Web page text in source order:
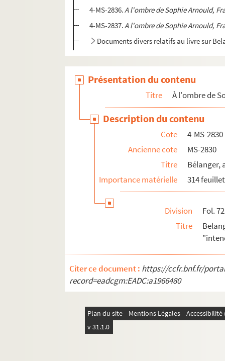
4-MS-2836.A l'ombre de Sophie Arnould,
4-MS-2837.A l'ombre de Sophie Arnould,
Documents divers relatifs au livre sur
4-MS-2842. Les Cercles de Paris
4-MS-2843. Musée du cheval à Saumur
Les courses de chevaux en France
Lord Seymour
Présentation du contenu
Titre À l'ombre de
Description du contenu
Cote
4-MS-2830
Ancienne cote
MS-2830
Titre
Bélanger,
Importance matérielle
314
Division
Fol. 72
Titre
Citer ce document : https://ccfr.bnf.fr/
record=eadcgm:EADC:a1966480
Plan du site Mentions Légales
v 31.1.0